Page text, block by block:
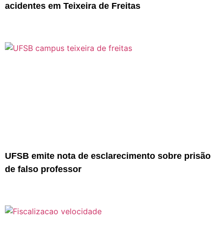
acidentes em Teixeira de Freitas
UFSB emite nota de esclarecimento sobre prisão
de falso professor